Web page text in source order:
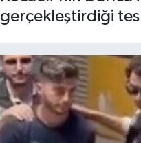
gerçekleştirdiği